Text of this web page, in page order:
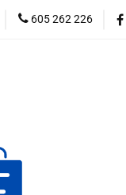
605 262 226